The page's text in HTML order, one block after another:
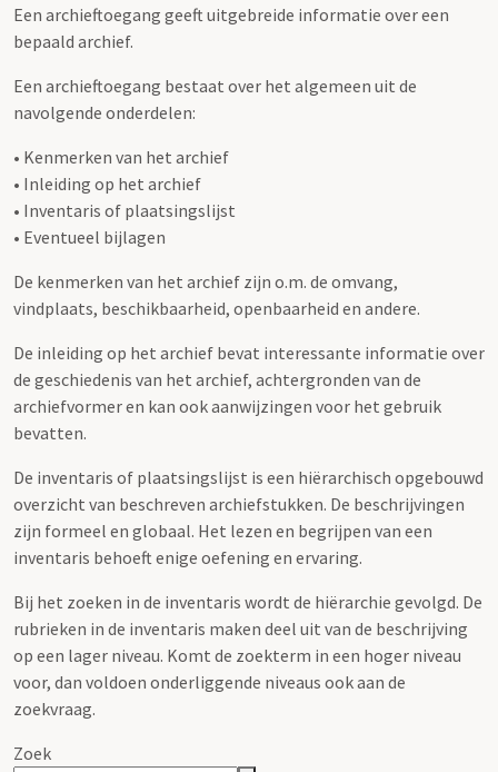
Een archieftoegang geeft uitgebreide informatie over een
bepaald archief.
Een archieftoegang bestaat over het algemeen uit de
navolgende onderdelen:
• Kenmerken van het archief
• Inleiding op het archief
• Inventaris of plaatsingslijst
• Eventueel bijlagen
De kenmerken van het archief zijn o.m. de omvang,
vindplaats, beschikbaarheid, openbaarheid en andere.
De inleiding op het archief bevat interessante informatie over
de geschiedenis van het archief, achtergronden van de
archiefvormer en kan ook aanwijzingen voor het gebruik
bevatten.
De inventaris of plaatsingslijst is een hiërarchisch opgebouwd
overzicht van beschreven archiefstukken. De beschrijvingen
zijn formeel en globaal. Het lezen en begrijpen van een
inventaris behoeft enige oefening en ervaring.
Bij het zoeken in de inventaris wordt de hiërarchie gevolgd. De
rubrieken in de inventaris maken deel uit van de beschrijving
op een lager niveau. Komt de zoekterm in een hoger niveau
voor, dan voldoen onderliggende niveaus ook aan de
zoekvraag.
Zoek